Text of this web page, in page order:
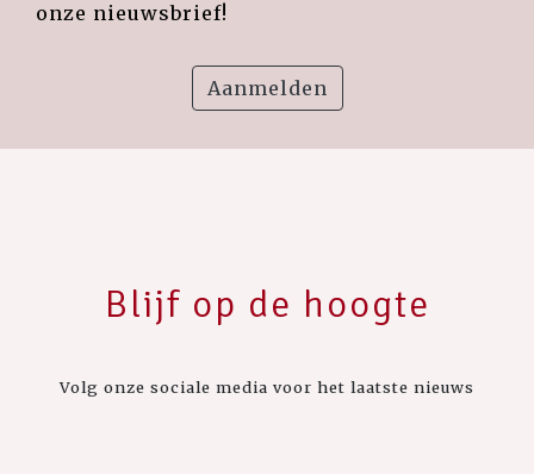
onze nieuwsbrief!
Aanmelden
Blijf op de hoogte
Volg onze sociale media voor het laatste nieuws